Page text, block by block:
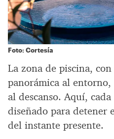
Foto: Cortesía
La zona de piscina,
panorámica al
al descanso. Aquí,
diseñado para detener
del instante presente.